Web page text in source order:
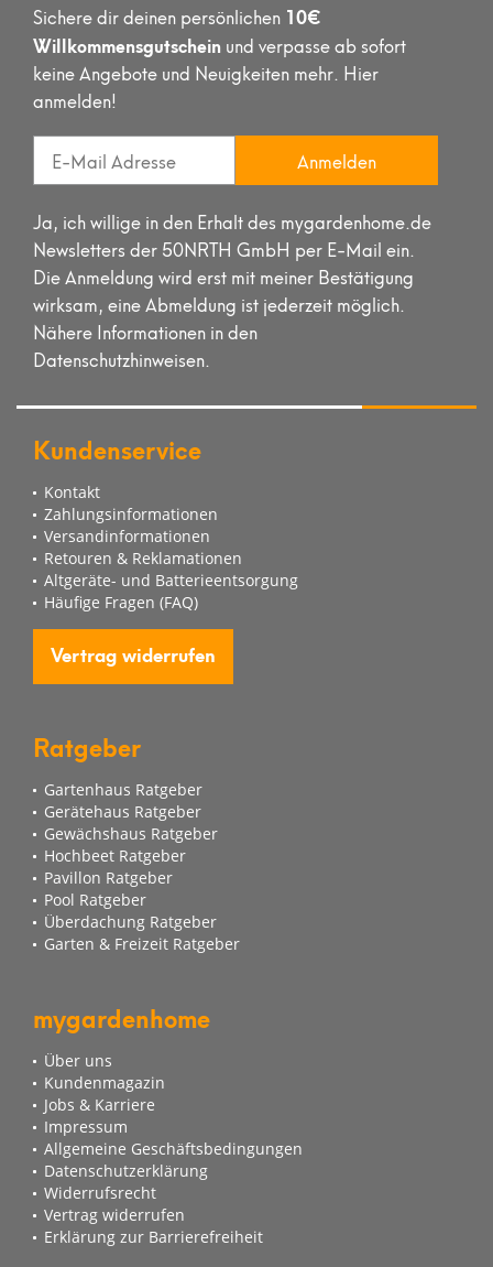
Sichere dir deinen persönlichen 10€
Willkommensgutschein und verpasse ab sofort
keine Angebote und Neuigkeiten mehr. Hier
anmelden!
Anmelden
Ja, ich willige in den Erhalt des mygardenhome.de
Newsletters der 50NRTH GmbH per E-Mail ein.
Die Anmeldung wird erst mit meiner Bestätigung
wirksam, eine Abmeldung ist jederzeit möglich.
Nähere Informationen in den
Datenschutzhinweisen.
Kundenservice
Kontakt
Zahlungsinformationen
Versandinformationen
Retouren & Reklamationen
Altgeräte- und Batterieentsorgung
Häufige Fragen (FAQ)
Vertrag widerrufen
Ratgeber
Gartenhaus Ratgeber
Gerätehaus Ratgeber
Gewächshaus Ratgeber
Hochbeet Ratgeber
Pavillon Ratgeber
Pool Ratgeber
Überdachung Ratgeber
Garten & Freizeit Ratgeber
mygardenhome
Über uns
Kundenmagazin
Jobs & Karriere
Impressum
Allgemeine Geschäftsbedingungen
Datenschutzerklärung
Widerrufsrecht
Vertrag widerrufen
Erklärung zur Barrierefreiheit